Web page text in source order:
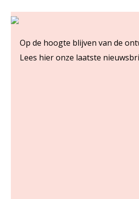
Op de hoogte blijven van de
Lees hier onze laatste